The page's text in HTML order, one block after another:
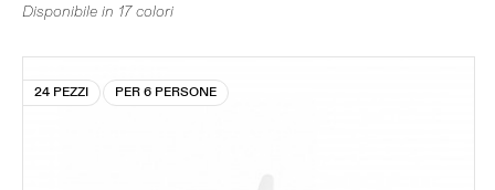
Disponibile in 17 colori
24 PEZZI PER 6 PERSONE